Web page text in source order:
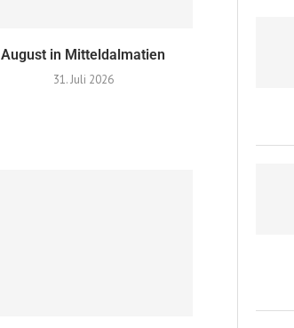
August in Mitteldalmatien
31. Juli 2026